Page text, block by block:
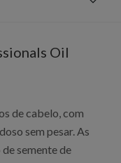
Oil
de cabelo, com
sem pesar. As
semente de